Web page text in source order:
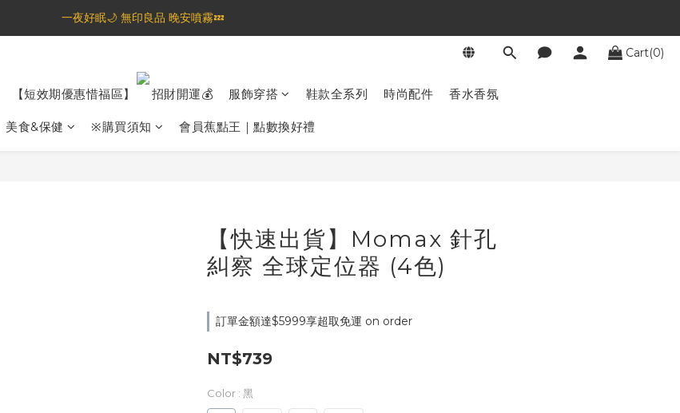
🦟蚊蟲都逃不過！可折疊伸縮電拍⚡️
一夜好眠🌙 無印良品 晚安噴霧💤
Cart(0)
【短效期優惠惜福區】 招財開運💰 服飾穿搭 鞋款全系列 時尚配件 香水香氛
美食&保健 ※購買須知 會員蕉點王｜點數換好禮
【快速出貨】Momax 針孔
糾察 全球定位器 (4色)
訂單金額達$5999享超取免運 on order
NT$739
Color : 黑